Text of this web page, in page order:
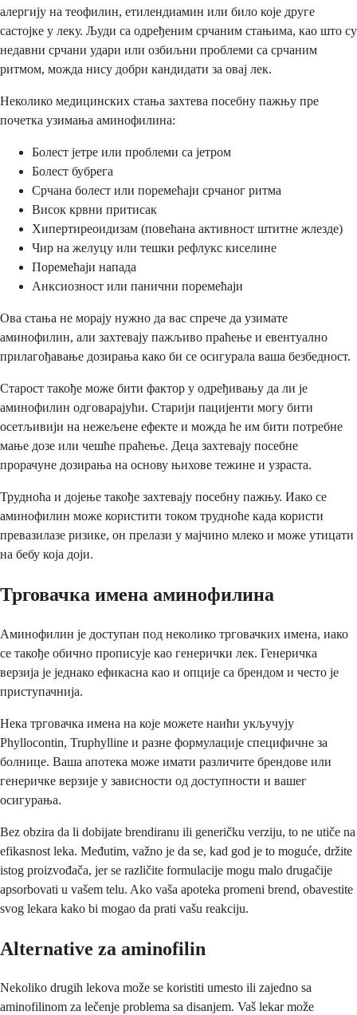
алергију на теофилин, етилендиамин или било које друге
састојке у леку. Људи са одређеним срчаним стањима, као што су
недавни срчани удари или озбиљни проблеми са срчаним
ритмом, можда нису добри кандидати за овај лек.
Неколико медицинских стања захтева посебну пажњу пре
почетка узимања аминофилина:
Болест јетре или проблеми са јетром
Болест бубрега
Срчана болест или поремећаји срчаног ритма
Висок крвни притисак
Хипертиреоидизам (повећана активност штитне жлезде)
Чир на желуцу или тешки рефлукс киселине
Поремећаји напада
Анксиозност или панични поремећаји
Ова стања не морају нужно да вас спрече да узимате
аминофилин, али захтевају пажљиво праћење и евентуално
прилагођавање дозирања како би се осигурала ваша безбедност.
Старост такође може бити фактор у одређивању да ли је
аминофилин одговарајући. Старији пацијенти могу бити
осетљивији на нежељене ефекте и можда ће им бити потребне
мање дозе или чешће праћење. Деца захтевају посебне
прорачуне дозирања на основу њихове тежине и узраста.
Трудноћа и дојење такође захтевају посебну пажњу. Иако се
аминофилин може користити током трудноће када користи
превазилазе ризике, он прелази у мајчино млеко и може утицати
на бебу која доји.
Трговачка имена аминофилина
Аминофилин је доступан под неколико трговачких имена, иако
се такође обично прописује као генерички лек. Генеричка
верзија је једнако ефикасна као и опције са брендом и често је
приступачнија.
Нека трговачка имена на које можете наићи укључују
Phyllocontin, Truphylline и разне формулације специфичне за
болнице. Ваша апотека може имати различите брендове или
генеричке верзије у зависности од доступности и вашег
осигурања.
Bez obzira da li dobijate brendiranu ili generičku verziju, to ne utiče na
efikasnost leka. Međutim, važno je da se, kad god je to moguće, držite
istog proizvođača, jer se različite formulacije mogu malo drugačije
apsorbovati u vašem telu. Ako vaša apoteka promeni brend, obavestite
svog lekara kako bi mogao da prati vašu reakciju.
Alternative za aminofilin
Nekoliko drugih lekova može se koristiti umesto ili zajedno sa
aminofilinom za lečenje problema sa disanjem. Vaš lekar može